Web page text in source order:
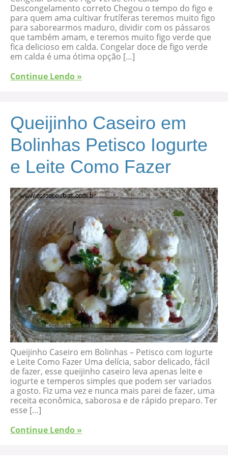
Descongelamento correto Chegou o tempo do figo e
para quem ama cultivar frutíferas teremos muito figo
para saborearmos maduro, dividir com os pássaros
que também amam, e teremos muito figo verde que
fica delicioso em calda. Congelar doce de figo verde
em calda é uma ótima opção […]
Continue Lendo »
Queijinho Caseiro em
Bolinhas Petisco Iogurte
e Leite Como Fazer
Queijinho Caseiro em Bolinhas – Petisco com Iogurte
e Leite Como Fazer Uma delícia, sabor delicado, fácil
de fazer, esse queijinho caseiro leva apenas leite e
iogurte e temperos simples que podem ser variados
a gosto. Fiz uma vez e nunca mais parei de fazer, uma
receita econômica, saborosa e de rápido preparo. Ter
esse […]
Continue Lendo »